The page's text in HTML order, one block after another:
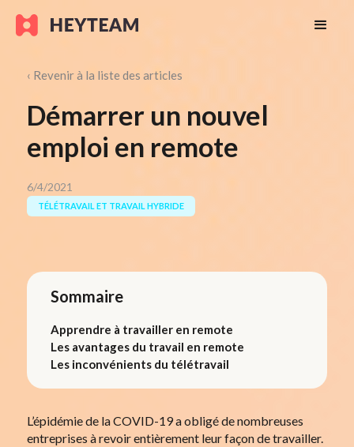
‹ Revenir à la liste des articles
Démarrer un nouvel
emploi en remote
6/4/2021
TÉLÉTRAVAIL ET TRAVAIL HYBRIDE
Sommaire
Apprendre à travailler en remote
Les avantages du travail en remote
Les inconvénients du télétravail
L’épidémie de la COVID-19 a obligé de nombreuses
entreprises à revoir entièrement leur façon de travailler.